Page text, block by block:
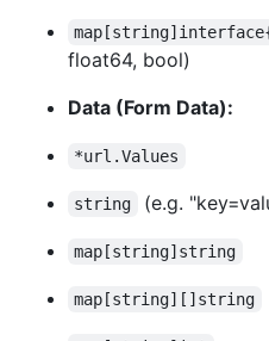
float64, bool)
Data (Form Data):
*url.Values
string (e.g.
map[string]string
map[string][]string